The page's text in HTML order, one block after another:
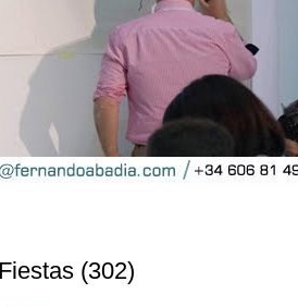
(302)